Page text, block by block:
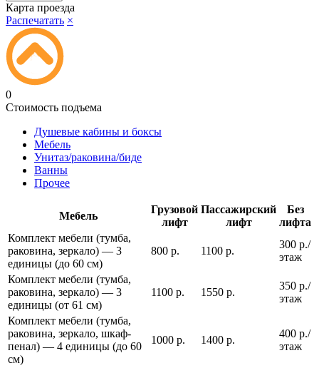
Карта проезда
Распечатать ×
0
Стоимость подъема
Душевые кабины и боксы
Мебель
Унитаз/раковина/биде
Ванны
Прочее
Мебель
Грузовой
лифт
Пассажирский
лифт
Без
лифта
Комплект мебели (тумба,
раковина, зеркало) — 3
единицы (до 60 см)
800 р. 1100 р.
300 р./
этаж
Комплект мебели (тумба,
раковина, зеркало) — 3
единицы (от 61 см)
1100 р. 1550 р.
350 р./
этаж
Комплект мебели (тумба,
раковина, зеркало, шкаф-
пенал) — 4 единицы (до 60
см)
1000 р. 1400 р.
400 р./
этаж